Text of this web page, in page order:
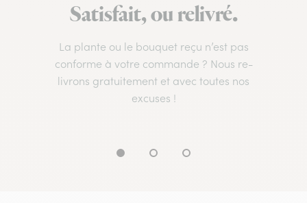
Satisfait, ou relivré.
La plante ou le bouquet reçu n’est pas
conforme à votre commande ? Nous re-
livrons gratuitement et avec toutes nos
excuses !